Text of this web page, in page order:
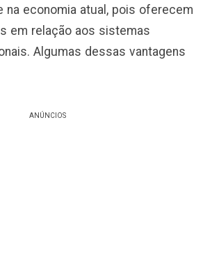
na economia atual, pois oferecem
em relação aos sistemas
Algumas dessas vantagens
ANÚNCIOS